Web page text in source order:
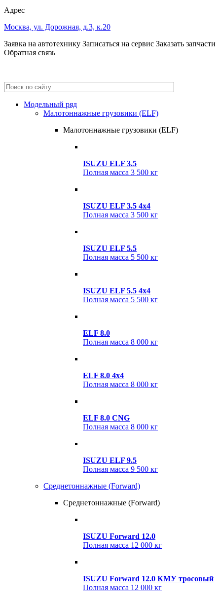
Адрес
Москва, ул. Дорожная, д.3, к.20
Заявка на автотехнику Записаться на сервис Заказать запчасти
Обратная связь
Модельный ряд
Малотоннажные грузовики (ELF)
Малотоннажные грузовики (ELF)
ISUZU ELF 3.5
Полная масса 3 500 кг
ISUZU ELF 3.5 4x4
Полная масса 3 500 кг
ISUZU ELF 5.5
Полная масса 5 500 кг
ISUZU ELF 5.5 4х4
Полная масса 5 500 кг
ELF 8.0
Полная масса 8 000 кг
ELF 8.0 4x4
Полная масса 8 000 кг
ELF 8.0 CNG
Полная масса 8 000 кг
ISUZU ELF 9.5
Полная масса 9 500 кг
Среднетоннажные (Forward)
Среднетоннажные (Forward)
ISUZU Forward 12.0
Полная масса 12 000 кг
ISUZU Forward 12.0 КМУ тросовый
Полная масса 12 000 кг